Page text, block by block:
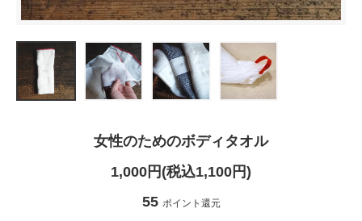
女性のためのボディタオル
1,000円(税込1,100円)
55 ポイント還元